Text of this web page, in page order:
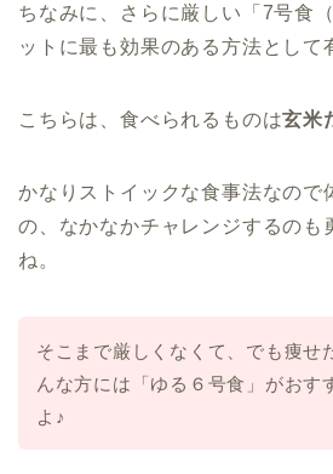
ちなみに、さらに厳しい「7号食
ットに最も効果のある方法として
こちらは、食べられるものは玄米
かなりストイックな食事法なので
の、なかなかチャレンジするのも
ね。
そこまで厳しくなくて、でも痩せ
んな方には「ゆる６号食」がおす
よ♪